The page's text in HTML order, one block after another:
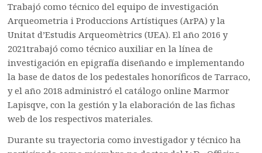
Trabajó como técnico del equipo de investigación
Arqueometria i Produccions Artístiques (ArPA) y la
Unitat d’Estudis Arqueomètrics (UEA). El año 2016 y
2021trabajó como técnico auxiliar en la línea de
investigación en epigrafía diseñando e implementando
la base de datos de los pedestales honoríficos de Tarraco,
y el año 2018 administró el catálogo online Marmor
Lapisqve, con la gestión y la elaboración de las fichas
web de los respectivos materiales.
Durante su trayectoria como investigador y técnico ha